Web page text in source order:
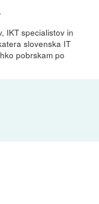
IKT specialistov in
slovenska IT
pobrskam po